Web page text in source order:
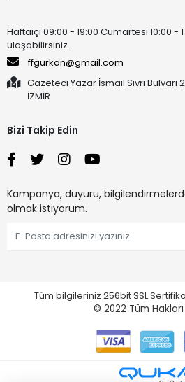
Haftaiçi 09:00 - 19:00 Cumartesi 10:00 -
ulaşabilirsiniz.
ffgurkan@gmail.com
Gazeteci Yazar İsmail Sivri Bulvarı
İZMİR
Bizi Takip Edin
Kampanya, duyuru,
olmak istiyorum.
Tüm bilgileriniz 256bit SSL
© 2022 Tüm Hakları